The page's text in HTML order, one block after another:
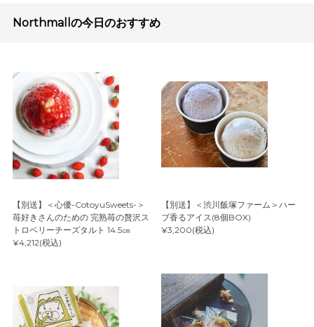
Northmallの今日のおすすめ
【別送】＜心優-CotoyuSweets-＞
苺好きさんのための 完熟苺の贅沢ス
トロベリーチーズタルト 14.5㎝
¥4,212(税込)
【別送】＜渋川飯塚ファーム＞ハー
ブ香るアイス(8個BOX)
¥3,200(税込)